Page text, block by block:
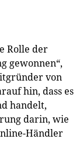
Rolle der
gewonnen“,
von
hin, dass es
handelt,
darin, wie
Händler